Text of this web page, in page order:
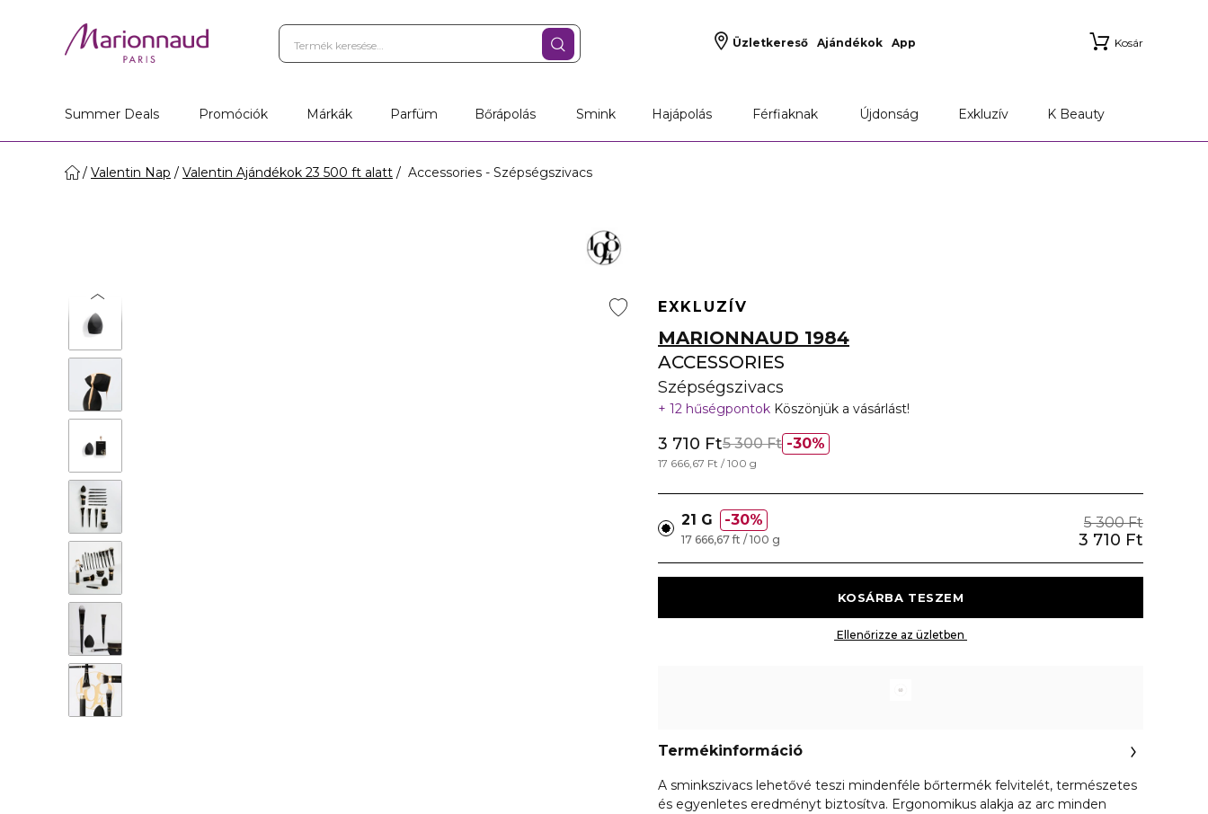
Üzletkereső Ajándékok App Kosár
Summer Deals Promóciók Márkák Parfüm Bőrápolás Smink Hajápolás Férfiaknak Újdonság Exkluzív K Beauty
Valentin Nap Valentin Ajándékok 23 500 ft alatt Accessories - Szépségszivacs
EXKLUZÍV
MARIONNAUD 1984
ACCESSORIES
Szépségszivacs
12 hűségpontok Köszönjük a vásárlást!
30%
3 710 Ft5 300 Ft
17 666,67 Ft / 100 g
21 G 30% 5 300 Ft
3 710 Ft
17 666,67 ft / 100 g
Termékinformáció
A sminkszivacs lehetővé teszi mindenféle bőrtermék felvitelét, természetes
és egyenletes eredményt biztosítva. Ergonomikus alakja az arc minden